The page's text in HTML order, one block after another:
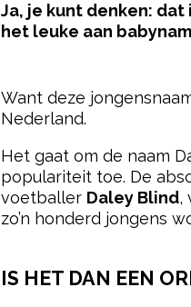
Ja, je kunt denken:
het leuke aan
Want deze
Nederland.
Het gaat om de naam
populariteit toe. De
voetballer Daley Blind,
zo’n honderd jongens
IS HET DAN EEN